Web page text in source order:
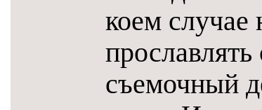
коем случае
съемочный